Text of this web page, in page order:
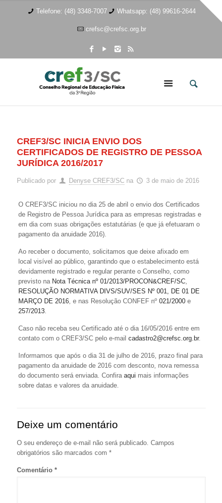
Telefone: (48) 3348-7007 Whatsapp: (48) 99616-2644
crefsc@crefsc.org.br
CREF3/SC INICIA ENVIO DOS
CERTIFICADOS DE REGISTRO DE PESSOA
JURÍDICA 2016/2017
Publicado por Denyse CREF3/SC na 3 de maio de 2016
O CREF3/SC iniciou no dia 25 de abril o envio dos Certificados
de Registro de Pessoa Jurídica para as empresas registradas e
em dia com suas obrigações estatutárias (e que já efetuaram o
pagamento da anuidade 2016).
Ao receber o documento, solicitamos que deixe afixado em
local visível ao público, garantindo que o estabelecimento está
devidamente registrado e regular perante o Conselho, como
previsto na Nota Técnica nº 01/2013/PROCON&CREF/SC,
RESOLUÇÃO NORMATIVA DIVS/SUV/SES Nº 001, DE 01 DE
MARÇO DE 2016, e nas Resolução CONFEF nº021/2000 e
257/2013.
Caso não receba seu Certificado até o dia 16/05/2016 entre em
contato com o CREF3/SC pelo e-mailcadastro2@crefsc.org.br.
Informamos que após o dia 31 de julho de 2016, prazo final para
pagamento da anuidade de 2016 com desconto, nova remessa
do documento será enviada. Confiraaqui mais informações
sobre datas e valores da anuidade.
Deixe um comentário
O seu endereço de e-mail não será publicado. Campos
obrigatórios são marcados com *
Comentário *